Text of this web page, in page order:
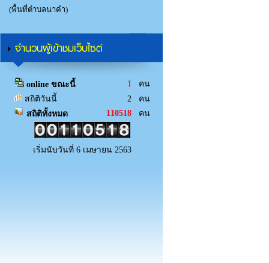
(พื้นที่ตำบลนาคำ)
จำนวนผู้เข้าชมเว็บไซต์
online ขณะนี้ 1 คน
สถิติวันนี้
2 คน
สถิติทั้งหมด
110518 คน
เริ่มนับวันที่ 6 เมษายน 2563